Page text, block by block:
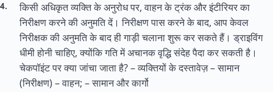
किसी अधिकृत व्यक्ति के अनुरोध पर, वाहन के ट्रंक और इंटीरियर का
निरीक्षण करने की अनुमति दें। निरीक्षण पास करने के बाद, आप केवल
निरीक्षक की अनुमति के बाद ही गाड़ी चलाना शुरू कर सकते हैं। ड्राइविंग
धीमी होनी चाहिए, क्योंकि गति में अचानक वृद्धि संदेह पैदा कर सकती है।
चेकपॉइंट पर क्या जांचा जाता है? – व्यक्तियों के दस्तावेज़ – सामान
(निरीक्षण) – वाहन; – सामान और कार्गो